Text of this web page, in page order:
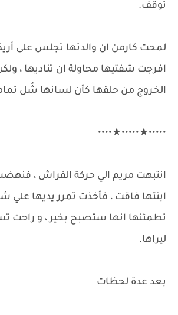
توقف.
لمحت كارمن ان والدتها تجلس على
افرجت شفتيها محاولة ان تناديها ،
الخروج من حلقها كأن لسانها شُل
•••••★•••••★••••
انتبهت مريم الي حركة الفراش ،
ابنتها فاقت ، فأخذت تمرر يديها علي
تطمئنها انها ستصبح بخير ، و راحت
ليراها.
بعد عدة لحظات